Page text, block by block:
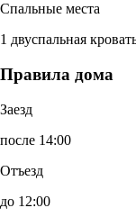
Спальные места
1 двуспальная
Правила дома
Заезд
после 14:00
Отъезд
до 12:00